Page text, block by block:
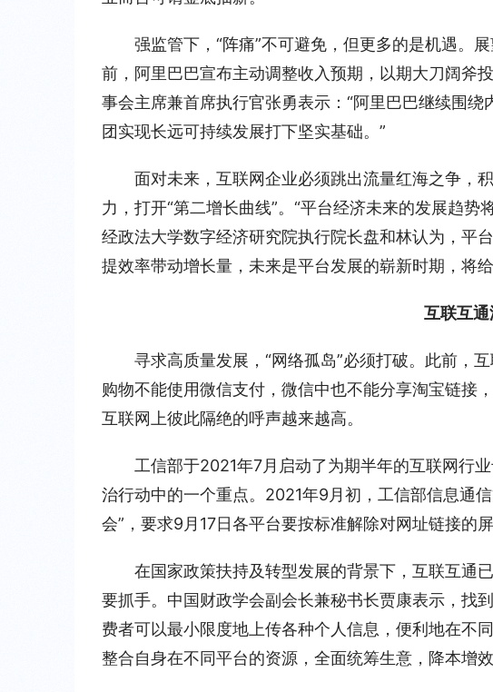
强监管下，“阵痛”不可避免，但更多的是机遇。
前，阿里巴巴宣布主动调整收入预期，以期大刀阔斧
事会主席兼首席执行官张勇表示：“阿里巴巴继续围
团实现长远可持续发展打下坚实基础。”
面对未来，互联网企业必须跳出流量红海之争，
力，打开“第二增长曲线”。“平台经济未来的发展趋
经政法大学数字经济研究院执行院长盘和林认为，平
提效率带动增长量，未来是平台发展的崭新时期，将
互联互通
寻求高质量发展，“网络孤岛”必须打破。此前，
购物不能使用微信支付，微信中也不能分享淘宝链接
互联网上彼此隔绝的呼声越来越高。
工信部于2021年7月启动了为期半年的互联网行
治行动中的一个重点。2021年9月初，工信部信息通
会”，要求9月17日各平台要按标准解除对网址链接的屏
在国家政策扶持及转型发展的背景下，互联互通
要抓手。中国财政学会副会长兼秘书长贾康表示，找
费者可以最小限度地上传各种个人信息，便利地在不
整合自身在不同平台的资源，全面统筹生意，降本增效